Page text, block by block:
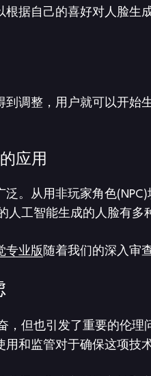
根据自己的喜好对人脸生
调整，用户就可以开始
应用
泛。从用非玩家角色
人工智能生成的人脸有多
专业版 随着我们的深入审
，但也引发了重要的伦
用和监管对于确保这项技